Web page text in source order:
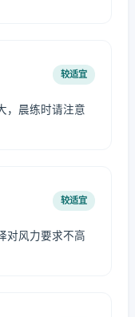
较适宜
，晨练时请注意
较适宜
对风力要求不高